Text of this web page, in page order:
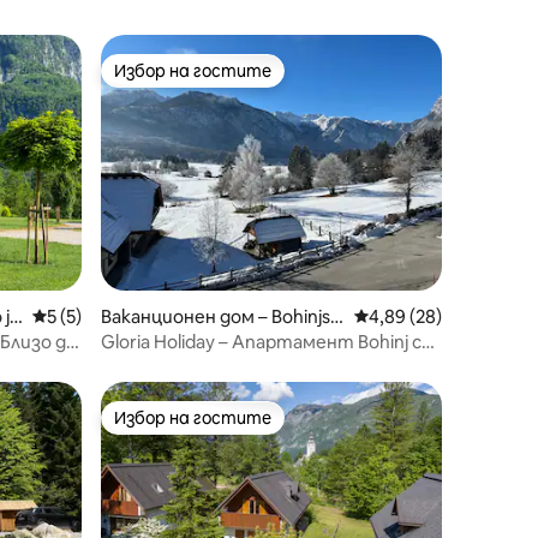
je Средна оценка: 5 от 5, 5 отзива
5 (5)
до
Избор на гостите
Избор на гостите
Ваканционен дом – Bohinjsk
o jezero
Средна оценка:
4,89 (28)
Gloria Holiday – Апартамент Bohinj с
Избор на гостите
Избор на гостите